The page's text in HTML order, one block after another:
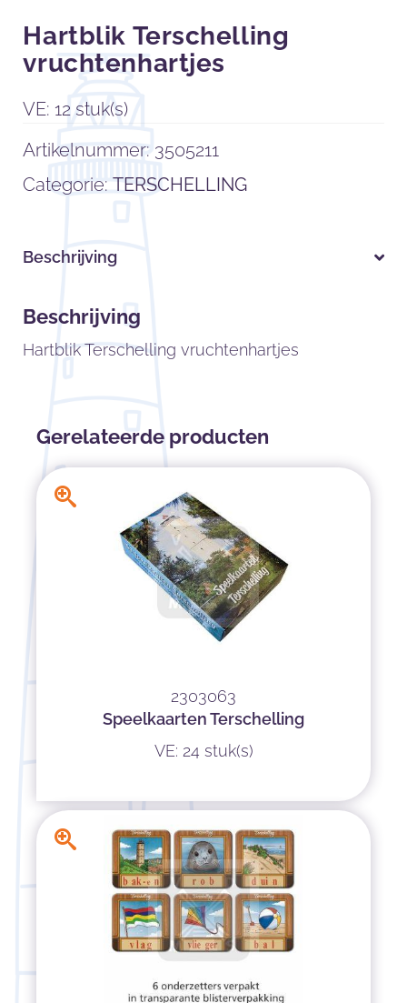
Hartblik Terschelling
vruchtenhartjes
VE: 12 stuk(s)
Artikelnummer: 3505211
Categorie:TERSCHELLING
Beschrijving
Beschrijving
Hartblik Terschelling vruchtenhartjes
Gerelateerde producten
2303063
Speelkaarten Terschelling
VE: 24 stuk(s)